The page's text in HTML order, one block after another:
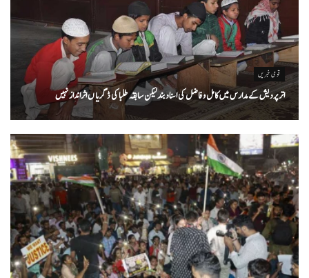
قومی خبریں
اتر پردیش کےمدارس میں کامل و فاضل کی اسناد بند لیکن سابقہ طلبا کی ڈگریا ں اثرانداز نہیں